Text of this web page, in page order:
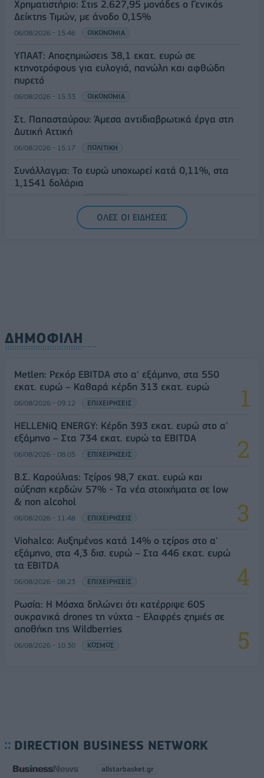
Χρηματιστήριο: Στις 2.627,95 μονάδες ο Γενικός
Δείκτης Τιμών, με άνοδο 0,15%
06/08/2026 - 15:46 ΟΙΚΟΝΟΜΙΑ
ΥΠΑΑΤ: Αποζημιώσεις 38,1 εκατ. ευρώ σε
κτηνοτρόφους για ευλογιά, πανώλη και αφθώδη
πυρετό
06/08/2026 - 15:33 ΟΙΚΟΝΟΜΙΑ
Στ. Παπασταύρου: Άμεσα αντιδιαβρωτικά έργα στη
Δυτική Αττική
06/08/2026 - 15:17 ΠΟΛΙΤΙΚΗ
Συνάλλαγμα: Το ευρώ υποχωρεί κατά 0,11%, στα
1,1541 δολάρια
ΟΛΕΣ ΟΙ ΕΙΔΗΣΕΙΣ
ΔΗΜΟΦΙΛΗ
Metlen: Ρεκόρ EBITDA στο α' εξάμηνο, στα 550
εκατ. ευρώ – Καθαρά κέρδη 313 εκατ. ευρώ
06/08/2026 - 09:12 ΕΠΙΧΕΙΡΗΣΕΙΣ
HELLENiQ ENERGY: Κέρδη 393 εκατ. ευρώ στο α'
εξάμηνο – Στα 734 εκατ. ευρώ τα EBITDA
06/08/2026 - 08:05 ΕΠΙΧΕΙΡΗΣΕΙΣ
Β.Σ. Καρούλιας: Τζίρος 98,7 εκατ. ευρώ και
αύξηση κερδών 57% - Τα νέα στοιχήματα σε low
& non alcohol
06/08/2026 - 11:48 ΕΠΙΧΕΙΡΗΣΕΙΣ
Viohalco: Αυξημένος κατά 14% ο τζίρος στο α'
εξάμηνο, στα 4,3 δισ. ευρώ – Στα 446 εκατ. ευρώ
τα EBITDA
06/08/2026 - 08:23 ΕΠΙΧΕΙΡΗΣΕΙΣ
Ρωσία: Η Μόσχα δηλώνει ότι κατέρριψε 605
ουκρανικά drones τη νύχτα - Ελαφρές ζημιές σε
αποθήκη της Wildberries
06/08/2026 - 10:30 ΚΟΣΜΟΣ
DIRECTION BUSINESS NETWORK
allstarbasket.gr